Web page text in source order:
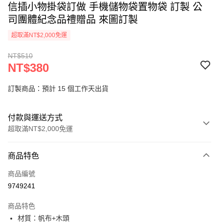
信插小物掛袋訂做 手機儲物袋置物袋 訂製 公
司團體紀念品禮贈品 來圖訂製
超取滿NT$2,000免運
NT$510
NT$380
訂製商品：預計 15 個工作天出貨
付款與運送方式
超取滿NT$2,000免運
信用卡一次付款
超商取貨付款
Apple Pay
商品特色
商品編號
9749241
商品特色
材質：帆布+木頭